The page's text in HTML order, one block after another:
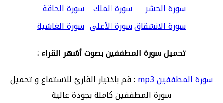
سورة الحشر
سورة الملك سورة الحاقة
سورة الانشقاقسورة الأعلى سورة الغاشية
تحميل سورة المطففين بصوت أشهر القراء :
سورة المطففين mp3
: قم باختيار القارئ للاستماع و تحميل
سورة المطففين كاملة بجودة عالية